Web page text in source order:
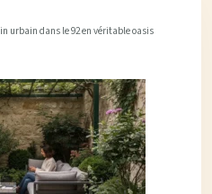
urbain dans le 92 en véritable oasis